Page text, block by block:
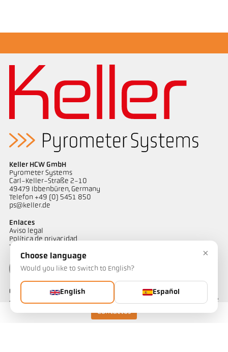
Contactos
Dibujo acotado PKL 28-K001
Keller HCW GmbH
Pyrometer Systems
Carl-Keller-Straße 2-10
49479 Ibbenbüren, Germany
Telefon +49 (0) 5451 850
ps@keller.de
Enlaces
Aviso legal
Política de privacidad
Términos y condiciones
Contactos
¿Tiene alguna pregunta sobre nuestras soluciones de medición de
×
Choose language
Would you like to switch to English?
English Español